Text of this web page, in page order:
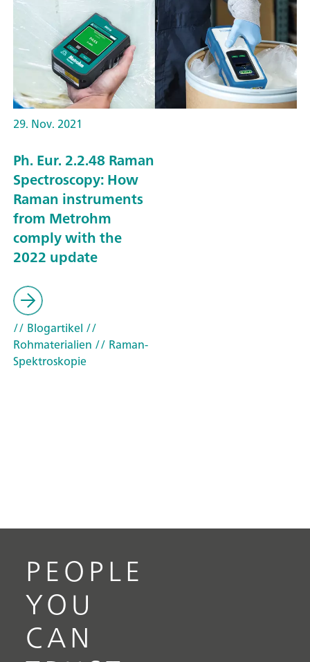
29. Nov. 2021
Ph. Eur. 2.2.48 Raman
Spectroscopy: How
Raman instruments
from Metrohm
comply with the
2022 update
// Blogartikel //
Rohmaterialien // Raman-
Spektroskopie
PEOPLE
YOU
CAN